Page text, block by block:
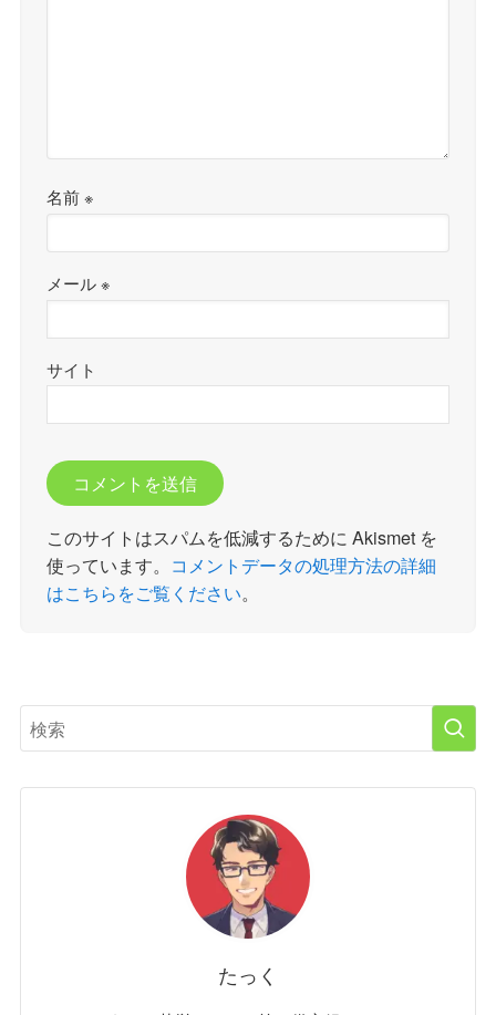
名前※
メール※
サイト
このサイトはスパムを低減するために Akismet を
使っています。 コメントデータの処理方法の詳細
はこちらをご覧ください。
たっく